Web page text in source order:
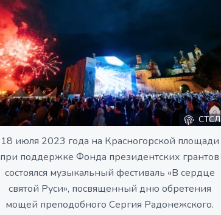
СТСЛ
18 июля 2023 года на Красногорской площади
при поддержке Фонда президентских грантов
состоялся музыкальный фестиваль «В сердце
святой Руси», посвященный дню обретения
мощей преподобного Сергия Радонежского.